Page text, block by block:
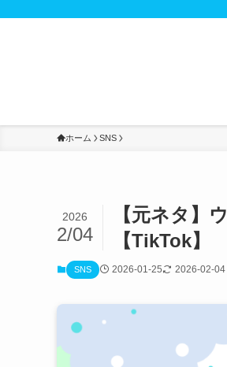
ホーム SNS
【元ネタ】
【TikTok】
2026
2/04
SNS 2026-01-25 2026-02-04